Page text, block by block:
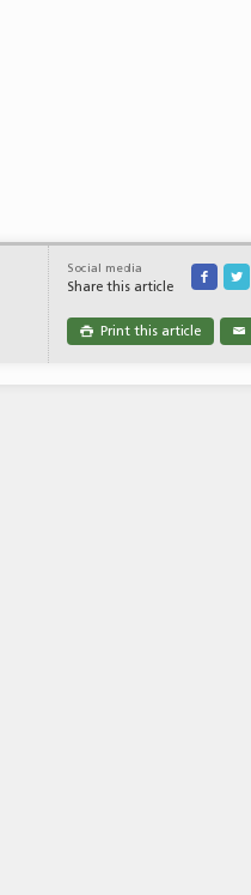
Social media
Share this article
 
 Print this article ✉